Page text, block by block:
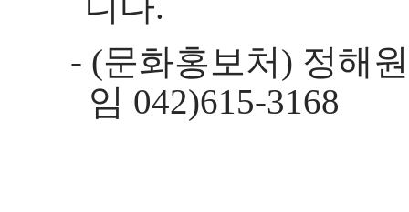
- (문화홍보처) 정해
임 042)615-3168